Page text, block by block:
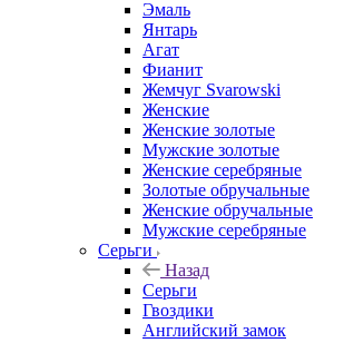
Эмаль
Янтарь
Агат
Фианит
Жемчуг Svarowski
Женские
Женские золотые
Мужские золотые
Женские серебряные
Золотые обручальные
Женские обручальные
Мужские серебряные
Серьги
Назад
Серьги
Гвоздики
Английский замок